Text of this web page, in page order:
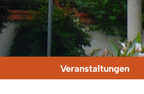
Veranstaltungen